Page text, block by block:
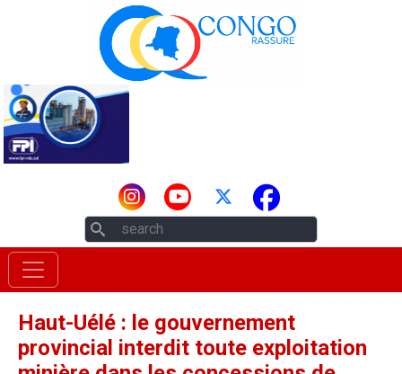
Aller au contenu principal
Haut-Uélé : le gouvernement
provincial interdit toute exploitation